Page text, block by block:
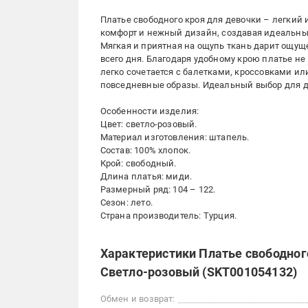
Платье свободного кроя для девочки –
комфорт и нежный дизайн, создавая
Мягкая и приятная на ощупь ткань дарит
всего дня. Благодаря удобному крою платье
легко сочетается с балетками, кроссовками
повседневные образы. Идеальный выбор для
Особенности изделия:
Цвет: светло-розовый.
Материал изготовления: штапель.
Состав: 100% хлопок.
Крой: свободный.
Длина платья: миди.
Размерный ряд: 104 – 122.
Сезон: лето.
Страна производитель: Турция.
Характеристики Платье
Светло-розовый (SKT001054132)
Обмен и возврат: